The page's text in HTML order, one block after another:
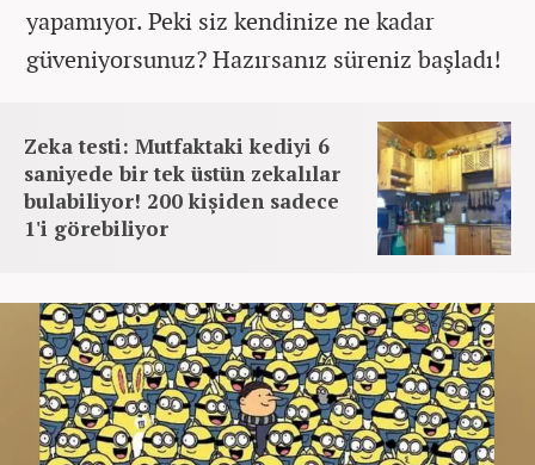
yapamıyor. Peki siz kendinize ne kadar
güveniyorsunuz? Hazırsanız süreniz başladı!
Zeka testi: Mutfaktaki kediyi 6
saniyede bir tek üstün zekalılar
bulabiliyor! 200 kişiden sadece
1'i görebiliyor